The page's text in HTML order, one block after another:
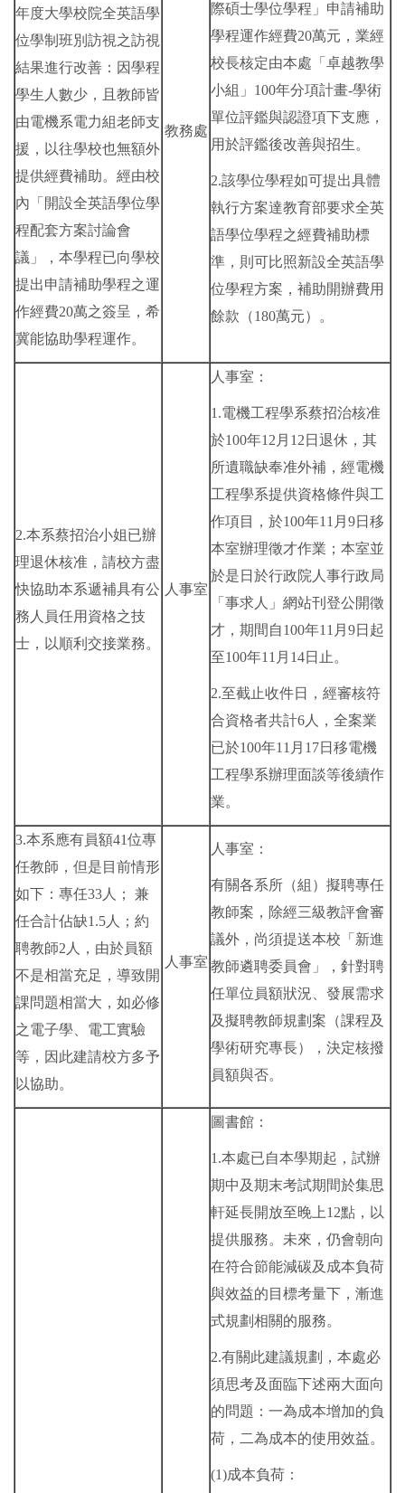
年度大學校院全英語學
位學制班別訪視之訪視
結果進行改善：因學程
學生人數少，且教師皆
由電機系電力組老師支
援，以往學校也無額外
提供經費補助。經由校
內「開設全英語學位學
程配套方案討論會
議」，本學程已向學校
提出申請補助學程之運
作經費20萬之簽呈，希
冀能協助學程運作。
教務處
際碩士學位學程」申請補助
學程運作經費20萬元，業經
校長核定由本處「卓越教學
小組」100年分項計畫-學術
單位評鑑與認證項下支應，
用於評鑑後改善與招生。
2.該學位學程如可提出具體
執行方案達教育部要求全英
語學位學程之經費補助標
準，則可比照新設全英語學
位學程方案，補助開辦費用
餘款（180萬元）。
2.本系蔡招治小姐已辦
理退休核准，請校方盡
快協助本系遞補具有公
務人員任用資格之技
士，以順利交接業務。
人事室
人事室：
1.電機工程學系蔡招治核准
於100年12月12日退休，其
所遺職缺奉准外補，經電機
工程學系提供資格條件與工
作項目，於100年11月9日移
本室辦理徵才作業；本室並
於是日於行政院人事行政局
「事求人」網站刊登公開徵
才，期間自100年11月9日起
至100年11月14日止。
2.至截止收件日，經審核符
合資格者共計6人，全案業
已於100年11月17日移電機
工程學系辦理面談等後續作
業。
3.本系應有員額41位專
任教師，但是目前情形
如下：專任33人； 兼
任合計佔缺1.5人；約
聘教師2人，由於員額
不是相當充足，導致開
課問題相當大，如必修
之電子學、電工實驗
等，因此建請校方多予
以協助。
人事室
人事室：
有關各系所（組）擬聘專任
教師案，除經三級教評會審
議外，尚須提送本校「新進
教師遴聘委員會」，針對聘
任單位員額狀況、發展需求
及擬聘教師規劃案（課程及
學術研究專長），決定核撥
員額與否。
圖書館：
1.本處已自本學期起，試辦
期中及期末考試期間於集思
軒延長開放至晚上12點，以
提供服務。未來，仍會朝向
在符合節能減碳及成本負荷
與效益的目標考量下，漸進
式規劃相關的服務。
2.有關此建議規劃，本處必
須思考及面臨下述兩大面向
的問題：一為成本增加的負
荷，二為成本的使用效益。
(1)成本負荷：